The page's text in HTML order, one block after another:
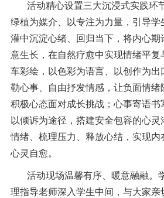
活动精心设置三大沉浸式实践环
绿植为媒介、以专注为力量，引导学
灌中沉淀心绪、回归当下，将内心期
意生长，在自然疗愈中实现情绪平复
车彩绘，以色彩为语言、以创作为出
勒心事、自由抒发情感，让负面情绪
积极心态面对成长挑战；心事寄语书
以倾诉为途径，搭建安全包容的心
情绪、梳理压力、释放心结，实现内
心灵自愈。
活动现场温馨有序、暖意融融。
理指导老师深入学生中间，与大家亲